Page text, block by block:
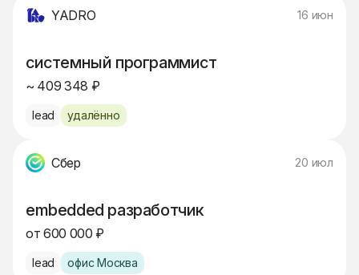
YADRO 16 июн
системный программист
~ 409 348 ₽
lead удалённо
Сбер 20 июл
embedded разработчик
от 600 000 ₽
lead офис Москва